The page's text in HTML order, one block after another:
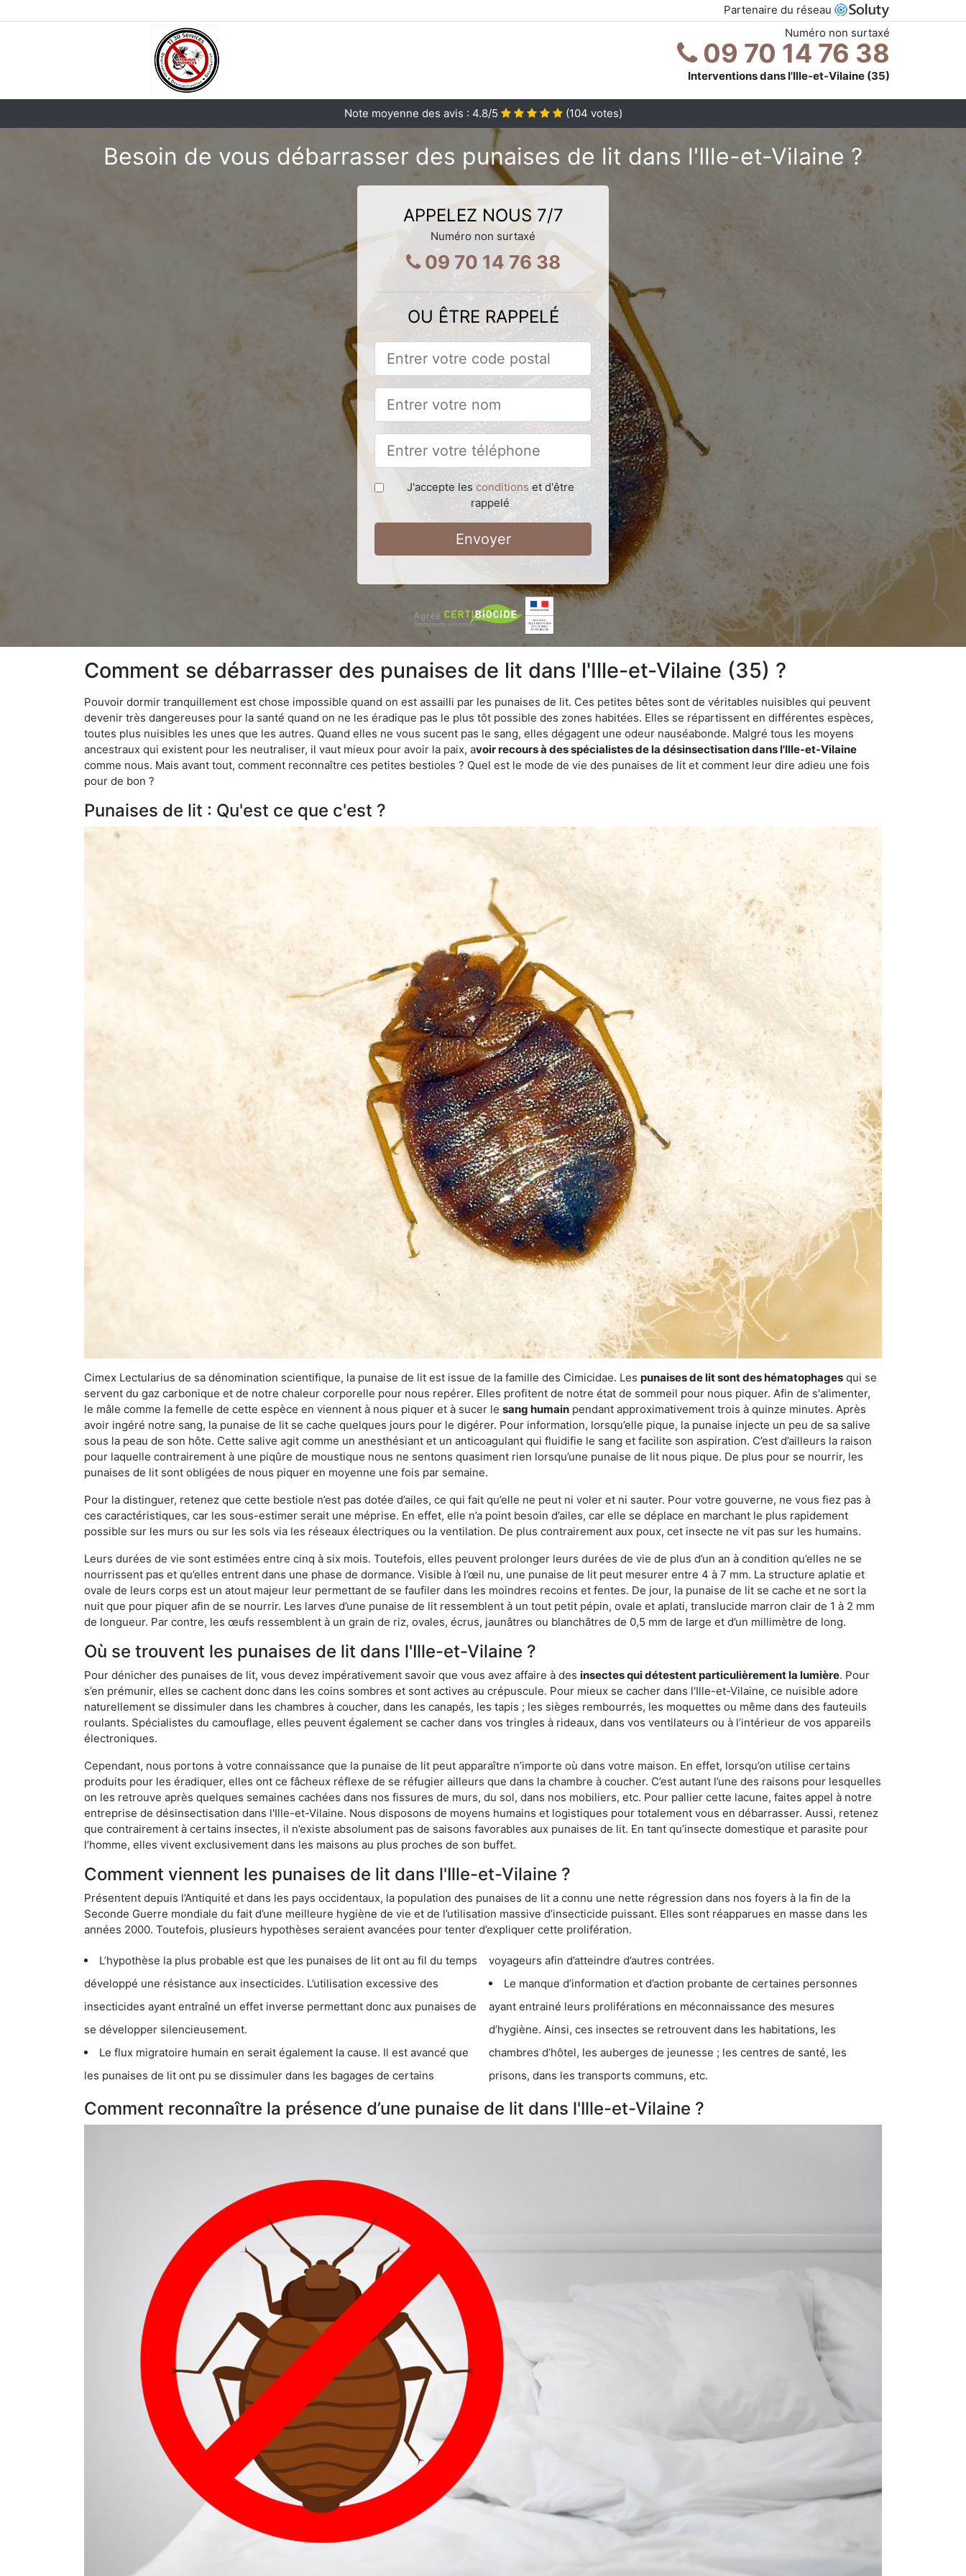
Partenaire du réseau
Numéro non surtaxé
09 70 14 76 38
Interventions dans l'Ille-et-Vilaine (35)
Note moyenne des avis : 4.8/5 (104 votes)
Besoin de vous débarrasser des punaises de lit dans l'Ille-et-Vilaine ?
APPELEZ NOUS 7/7
Numéro non surtaxé
09 70 14 76 38
OU ÊTRE RAPPELÉ
J'accepte les conditions et d'être
rappelé
Envoyer
Comment se débarrasser des punaises de lit dans l'Ille-et-Vilaine (35) ?
Pouvoir dormir tranquillement est chose impossible quand on est assailli par les punaises de lit. Ces petites bêtes sont de véritables nuisibles qui peuvent
devenir très dangereuses pour la santé quand on ne les éradique pas le plus tôt possible des zones habitées. Elles se répartissent en différentes espèces,
toutes plus nuisibles les unes que les autres. Quand elles ne vous sucent pas le sang, elles dégagent une odeur nauséabonde. Malgré tous les moyens
ancestraux qui existent pour les neutraliser, il vaut mieux pour avoir la paix, avoir recours à des spécialistes de la désinsectisation dans l'Ille-et-Vilaine
comme nous. Mais avant tout, comment reconnaître ces petites bestioles ? Quel est le mode de vie des punaises de lit et comment leur dire adieu une fois
pour de bon ?
Punaises de lit : Qu'est ce que c'est ?
Cimex Lectularius de sa dénomination scientifique, la punaise de lit est issue de la famille des Cimicidae. Les punaises de lit sont des hématophages qui se
servent du gaz carbonique et de notre chaleur corporelle pour nous repérer. Elles profitent de notre état de sommeil pour nous piquer. Afin de s'alimenter,
le mâle comme la femelle de cette espèce en viennent à nous piquer et à sucer le sang humain pendant approximativement trois à quinze minutes. Après
avoir ingéré notre sang, la punaise de lit se cache quelques jours pour le digérer. Pour information, lorsqu’elle pique, la punaise injecte un peu de sa salive
sous la peau de son hôte. Cette salive agit comme un anesthésiant et un anticoagulant qui fluidifie le sang et facilite son aspiration. C’est d’ailleurs la raison
pour laquelle contrairement à une piqûre de moustique nous ne sentons quasiment rien lorsqu’une punaise de lit nous pique. De plus pour se nourrir, les
punaises de lit sont obligées de nous piquer en moyenne une fois par semaine.
Pour la distinguer, retenez que cette bestiole n’est pas dotée d’ailes, ce qui fait qu’elle ne peut ni voler et ni sauter. Pour votre gouverne, ne vous fiez pas à
ces caractéristiques, car les sous-estimer serait une méprise. En effet, elle n’a point besoin d’ailes, car elle se déplace en marchant le plus rapidement
possible sur les murs ou sur les sols via les réseaux électriques ou la ventilation. De plus contrairement aux poux, cet insecte ne vit pas sur les humains.
Leurs durées de vie sont estimées entre cinq à six mois. Toutefois, elles peuvent prolonger leurs durées de vie de plus d’un an à condition qu’elles ne se
nourrissent pas et qu’elles entrent dans une phase de dormance. Visible à l’œil nu, une punaise de lit peut mesurer entre 4 à 7 mm. La structure aplatie et
ovale de leurs corps est un atout majeur leur permettant de se faufiler dans les moindres recoins et fentes. De jour, la punaise de lit se cache et ne sort la
nuit que pour piquer afin de se nourrir. Les larves d’une punaise de lit ressemblent à un tout petit pépin, ovale et aplati, translucide marron clair de 1 à 2 mm
de longueur. Par contre, les œufs ressemblent à un grain de riz, ovales, écrus, jaunâtres ou blanchâtres de 0,5 mm de large et d’un millimètre de long.
Où se trouvent les punaises de lit dans l'Ille-et-Vilaine ?
Pour dénicher des punaises de lit, vous devez impérativement savoir que vous avez affaire à des insectes qui détestent particulièrement la lumière. Pour
s’en prémunir, elles se cachent donc dans les coins sombres et sont actives au crépuscule. Pour mieux se cacher dans l'Ille-et-Vilaine, ce nuisible adore
naturellement se dissimuler dans les chambres à coucher, dans les canapés, les tapis ; les sièges rembourrés, les moquettes ou même dans des fauteuils
roulants. Spécialistes du camouflage, elles peuvent également se cacher dans vos tringles à rideaux, dans vos ventilateurs ou à l’intérieur de vos appareils
électroniques.
Cependant, nous portons à votre connaissance que la punaise de lit peut apparaître n’importe où dans votre maison. En effet, lorsqu’on utilise certains
produits pour les éradiquer, elles ont ce fâcheux réflexe de se réfugier ailleurs que dans la chambre à coucher. C’est autant l’une des raisons pour lesquelles
on les retrouve après quelques semaines cachées dans nos fissures de murs, du sol, dans nos mobiliers, etc. Pour pallier cette lacune, faites appel à notre
entreprise de désinsectisation dans l'Ille-et-Vilaine. Nous disposons de moyens humains et logistiques pour totalement vous en débarrasser. Aussi, retenez
que contrairement à certains insectes, il n’existe absolument pas de saisons favorables aux punaises de lit. En tant qu’insecte domestique et parasite pour
l’homme, elles vivent exclusivement dans les maisons au plus proches de son buffet.
Comment viennent les punaises de lit dans l'Ille-et-Vilaine ?
Présentent depuis l’Antiquité et dans les pays occidentaux, la population des punaises de lit a connu une nette régression dans nos foyers à la fin de la
Seconde Guerre mondiale du fait d’une meilleure hygiène de vie et de l’utilisation massive d’insecticide puissant. Elles sont réapparues en masse dans les
années 2000. Toutefois, plusieurs hypothèses seraient avancées pour tenter d’expliquer cette prolifération.
L’hypothèse la plus probable est que les punaises de lit ont au fil du temps
développé une résistance aux insecticides. L’utilisation excessive des
insecticides ayant entraîné un effet inverse permettant donc aux punaises de
se développer silencieusement.
Le flux migratoire humain en serait également la cause. Il est avancé que
les punaises de lit ont pu se dissimuler dans les bagages de certains
voyageurs afin d’atteindre d’autres contrées.
Le manque d’information et d’action probante de certaines personnes
ayant entrainé leurs proliférations en méconnaissance des mesures
d’hygiène. Ainsi, ces insectes se retrouvent dans les habitations, les
chambres d’hôtel, les auberges de jeunesse ; les centres de santé, les
prisons, dans les transports communs, etc.
Comment reconnaître la présence d’une punaise de lit dans l'Ille-et-Vilaine ?